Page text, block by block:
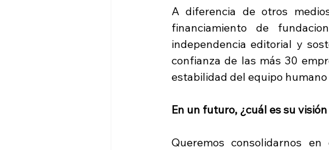
A diferencia de otros
financiamiento de
independencia editorial y
confianza de las más 30
estabilidad del equipo
En un futuro, ¿cuál es su
Queremos consolidarnos